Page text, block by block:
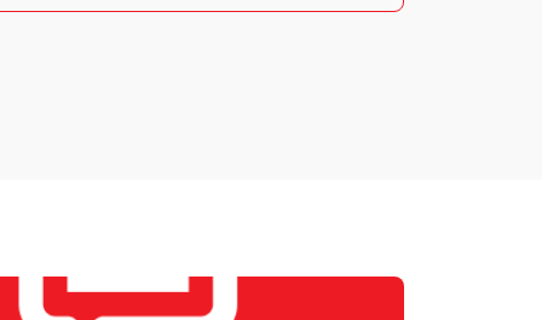
2400 ₽